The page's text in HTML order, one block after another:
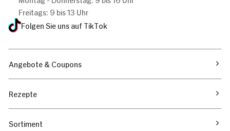
Freitags: 9 bis 13 Uhr
Folgen Sie uns auf TikTok
Angebote & Coupons
Rezepte
Sortiment